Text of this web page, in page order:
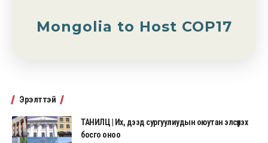
Mongolia to Host COP17
Эрэлттэй
ТАНИЛЦ | Их, дээд сургуулиудын оюутан элсүүлэх
босго оноо